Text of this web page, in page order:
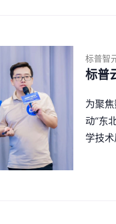
标普智
标普
为聚
动“东
学技